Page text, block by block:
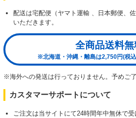
配送は宅配便（ヤマト運輸 、日本郵便、
いただきます。
全商品送料無
※北海道・沖縄・離島は2,750円(税
※海外への発送は行っておりません。予めご
カスタマーサポートについて
ご注文は当サイトにて24時間年中無休で受